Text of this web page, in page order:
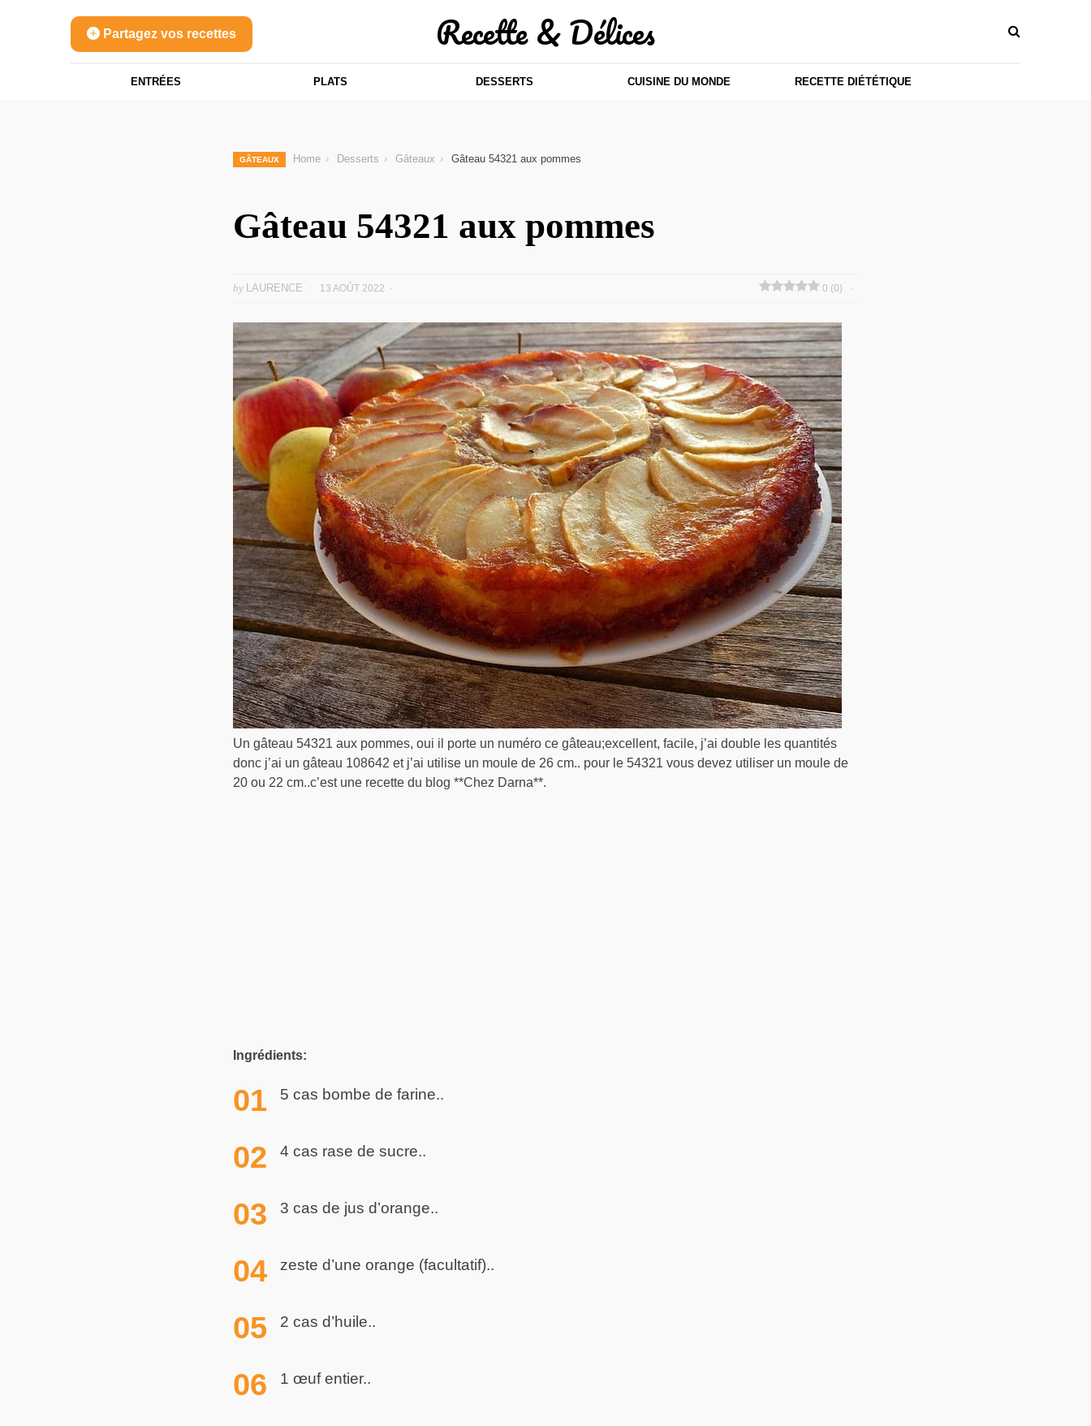
Partagez vos recettes Recette & Délices
ENTRÉES PLATS DESSERTS CUISINE DU MONDE RECETTE DIÉTÉTIQUE
GÂTEAUX Home Desserts Gâteaux Gâteau 54321 aux pommes
Gâteau 54321 aux pommes
by LAURENCE 13 AOÛT 2022 0 (0)
Un gâteau 54321 aux pommes, oui il porte un numéro ce gâteau;excellent, facile, j’ai double les quantités
donc j’ai un gâteau 108642 et j’ai utilise un moule de 26 cm.. pour le 54321 vous devez utiliser un moule de
20 ou 22 cm..c’est une recette du blog **Chez Darna**.
Ingrédients:
5 cas bombe de farine..
4 cas rase de sucre..
3 cas de jus d’orange..
zeste d’une orange (facultatif)..
2 cas d’huile..
1 œuf entier..